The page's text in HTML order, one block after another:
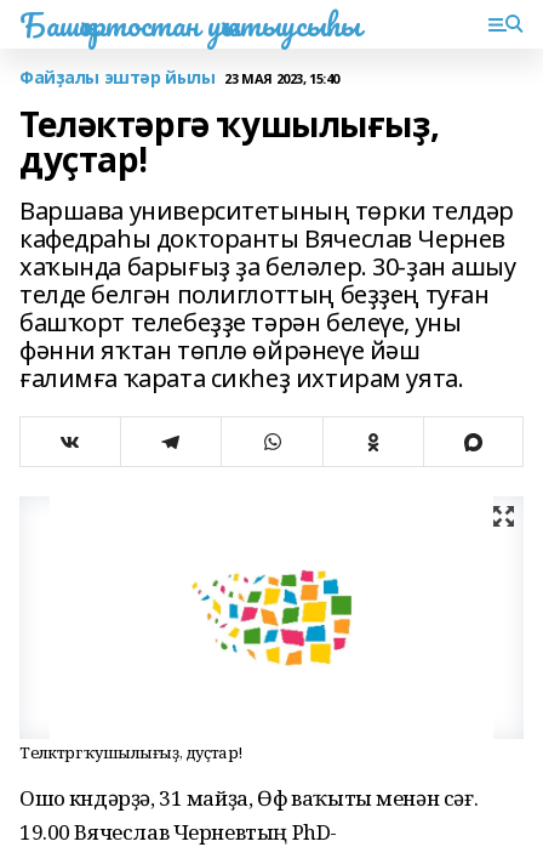
Башҡортостан уҡытыусыһы
Файҙалы эштәр йылы 23 МАЯ 2023, 15:40
Теләктәргә ҡушылығыҙ,
дуҫтар!
Варшава университетының төрки телдәр
кафедраһы докторанты Вячеслав Чернев
хаҡында барығыҙ ҙа беләлер. 30-ҙан ашыу
телде белгән полиглоттың беҙҙең туған
башҡорт телебеҙҙе тәрән белеүе, уны
фәнни яҡтан төплө өйрәнеүе йәш
ғалимға ҡарата сикһеҙ ихтирам уята.
Теләктәргә ҡушылығыҙ, дуҫтар!
Ошо көндәрҙә, 31 майҙа, Өфө ваҡыты менән сәғ.
19.00 Вячеслав Черневтың PhD-